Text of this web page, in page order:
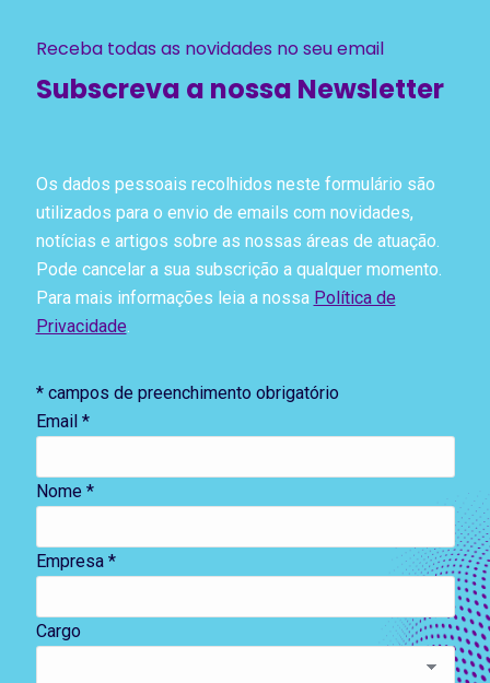
Receba todas as novidades no seu email
Subscreva a nossa Newsletter
Os dados pessoais recolhidos neste formulário são
utilizados para o envio de emails com novidades,
notícias e artigos sobre as nossas áreas de atuação.
Pode cancelar a sua subscrição a qualquer momento.
Para mais informações leia a nossa Política de
Privacidade.
*campos de preenchimento obrigatório
Email *
Nome *
Empresa *
Cargo